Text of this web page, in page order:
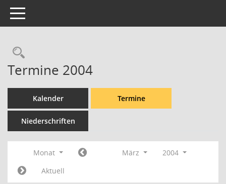
Toggle navigation
Rechercheauswahl
Termine 2004
Kalender Termine
Niederschriften
Monat März
2004
Aktuell